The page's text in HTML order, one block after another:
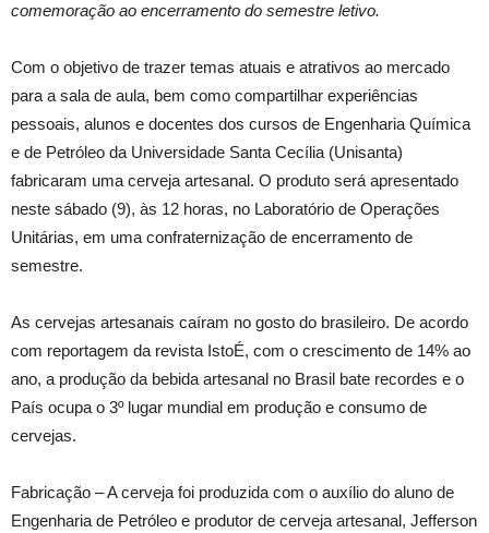
comemoração ao encerramento do semestre letivo.
Com o objetivo de trazer temas atuais e atrativos ao mercado
para a sala de aula, bem como compartilhar experiências
pessoais, alunos e docentes dos cursos de Engenharia Química
e de Petróleo da Universidade Santa Cecília (Unisanta)
fabricaram uma cerveja artesanal. O produto será apresentado
neste sábado (9), às 12 horas, no Laboratório de Operações
Unitárias, em uma confraternização de encerramento de
semestre.
As cervejas artesanais caíram no gosto do brasileiro. De acordo
com reportagem da revista IstoÉ, com o crescimento de 14% ao
ano, a produção da bebida artesanal no Brasil bate recordes e o
País ocupa o 3º lugar mundial em produção e consumo de
cervejas.
Fabricação – A cerveja foi produzida com o auxílio do aluno de
Engenharia de Petróleo e produtor de cerveja artesanal, Jefferson